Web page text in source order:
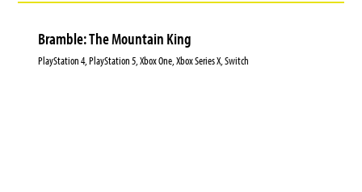
Bramble: The Mountain King
PlayStation 4, PlayStation 5, Xbox One, Xbox Series X, Switch